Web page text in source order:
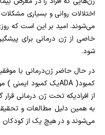
اختلالات روانی و بسیاری
می‌شوند. امید بر این است که
خاصی از ژن درمانی برای
شود.
در حال حاضر ژن‌درمانی با
کمبودADA )یک کمبود ایمنی )
از افرادیکه تحت ژن‌ درمانی
به همین دلیل مطالعات و
می‌شوند و در هیچ یک از کودکان